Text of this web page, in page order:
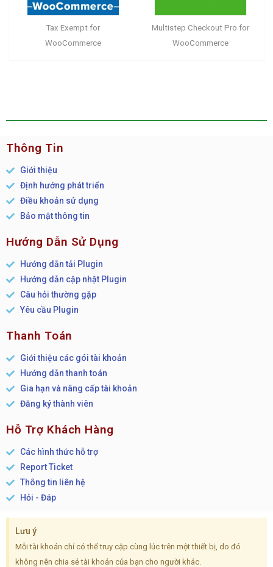
Tax Exempt for
WooCommerce
Multistep Checkout Pro for
WooCommerce
Thông Tin
Giới thiệu
Định hướng phát triển
Điều khoản sử dụng
Bảo mật thông tin
Hướng Dẫn Sử Dụng
Hướng dẫn tải Plugin
Hướng dẫn cập nhật Plugin
Câu hỏi thường gặp
Yêu cầu Plugin
Thanh Toán
Giới thiệu các gói tài khoản
Hướng dẫn thanh toán
Gia hạn và nâng cấp tài khoản
Đăng ký thành viên
Hỗ Trợ Khách Hàng
Các hình thức hỗ trợ
Report Ticket
Thông tin liên hệ
Hỏi - Đáp
Lưu ý
Mỗi tài khoản chỉ có thể truy cập cùng lúc trên một thiết bị, do đó
không nên chia sẻ tài khoản của bạn cho người khác.